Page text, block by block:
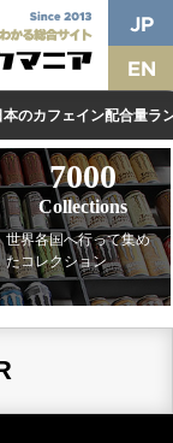
本のカフェイン配合量ラ
7000
Collections
世界各国へ行って集め
たコレクション